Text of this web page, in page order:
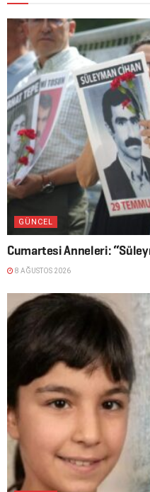
GÜNCEL
Cumartesi Anneleri:
8 AĞUSTOS 2026